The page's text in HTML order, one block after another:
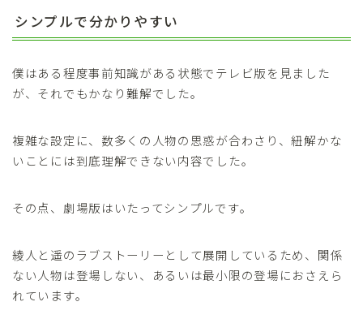
シンプルで分かりやすい
僕はある程度事前知識がある状態でテレビ版を見ました
が、それでもかなり難解でした。
複雑な設定に、数多くの人物の思惑が合わさり、紐解かな
いことには到底理解できない内容でした。
その点、劇場版はいたってシンプルです。
綾人と遥のラブストーリーとして展開しているため、関係
ない人物は登場しない、あるいは最小限の登場におさえら
れています。